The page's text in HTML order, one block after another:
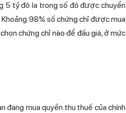
5 tỷ đô la trong số đó được chuyển
98% số chứng chỉ được mua
chứng chỉ nào để đấu giá, ở mức
đang mua quyền thu thuế của chính